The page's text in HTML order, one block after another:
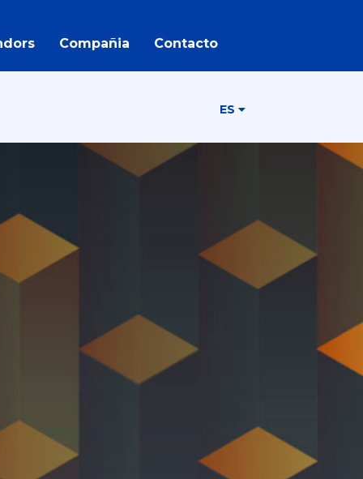
Compañia Contacto
ES